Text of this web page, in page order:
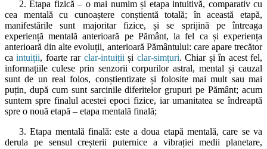
2. Etapa fizică – o mai numim și etapa intuitivă, comparativ cu
cea mentală cu cunoaștere conștientă totală; în această etapă,
manifestările sunt majoritar fizice, și se sprijină pe întreaga
experiență mentală anterioară pe Pământ, la fel ca și experiența
anterioară din alte evoluții, anterioară Pământului: care apare trecător
caintuiții, foarte rar clar-intuiții și clar-simțuri. Chiar și în acest fel,
informațiile culese prin senzorii corpurilor astral, mental și cauzal
sunt de un real folos, conștientizate și folosite mai mult sau mai
puțin, după cum sunt sarcinile diferitelor grupuri pe Pământ; acum
suntem spre finalul acestei epoci fizice, iar umanitatea se îndreaptă
spre o nouă etapă – etapa mentală finală;
3. Etapa mentală finală: este a doua etapă mentală, care se va
derula pe sensul creșterii puternice a vibrației medii planetare,